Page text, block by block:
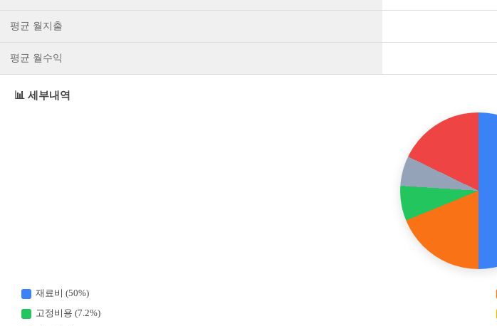
평균 월지출
평균 월수익
📊 세부내역
재료비 (50%)
고정비용 (7.2%)